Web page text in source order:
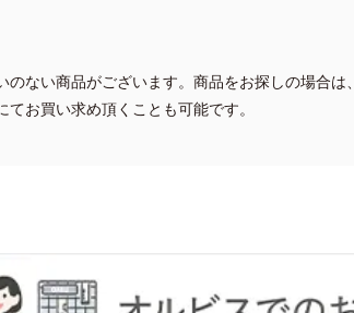
ない商品がございます。商品をお探しの場合は
お買い求め頂くことも可能です。